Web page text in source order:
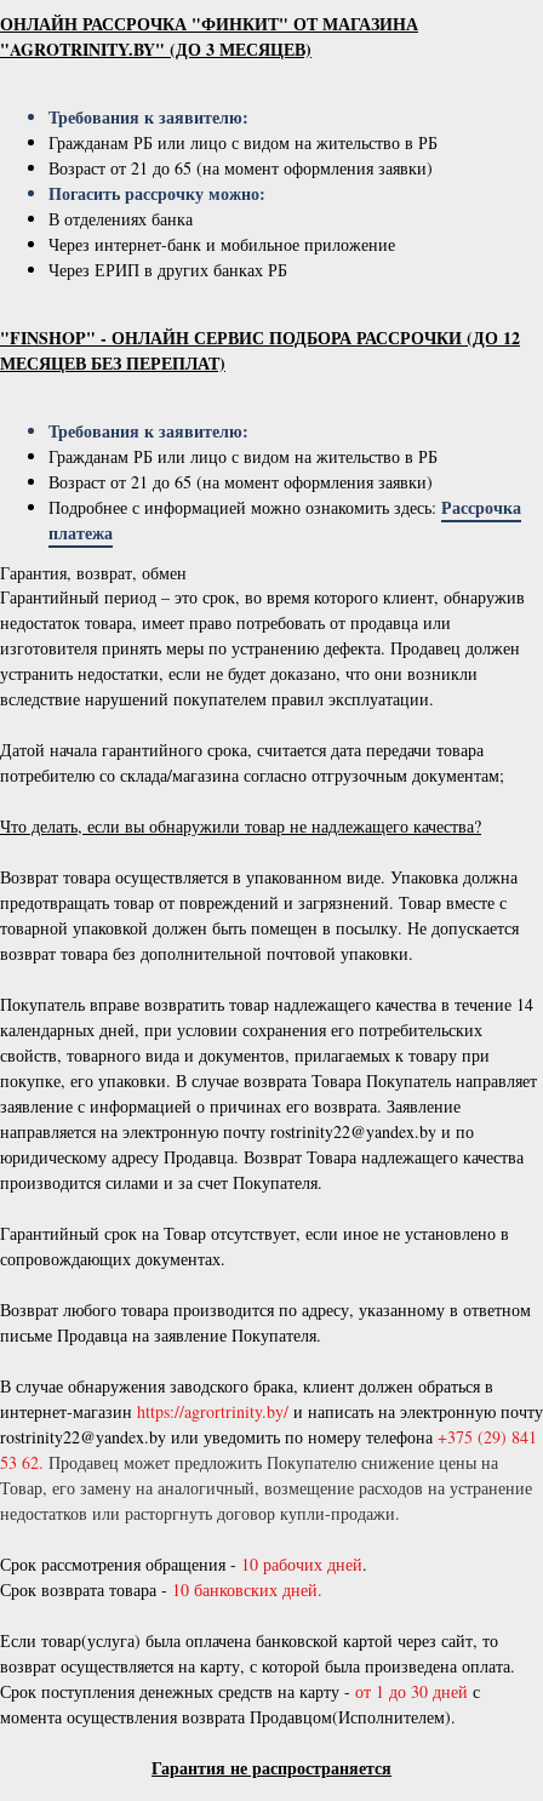
ОНЛАЙН РАССРОЧКА "ФИНКИТ" ОТ МАГАЗИНА
"AGROTRINITY.BY" (ДО 3 МЕСЯЦЕВ)
Требования к заявителю:
Гражданам РБ или лицо с видом на жительство в РБ
Возраст от 21 до 65 (на момент оформления заявки)
Погасить рассрочку можно:
В отделениях банка
Через интернет-банк и мобильное приложение
Через ЕРИП в других банках РБ
"FINSHOP" - ОНЛАЙН СЕРВИС ПОДБОРА РАССРОЧКИ (ДО 12
МЕСЯЦЕВ БЕЗ ПЕРЕПЛАТ)
Требования к заявителю:
Гражданам РБ или лицо с видом на жительство в РБ
Возраст от 21 до 65 (на момент оформления заявки)
Подробнее с информацией можно ознакомить здесь: Рассрочка
платежа
Гарантия, возврат, обмен
Гарантийный период – это срок, во время которого клиент, обнаружив
недостаток товара, имеет право потребовать от продавца или
изготовителя принять меры по устранению дефекта. Продавец должен
устранить недостатки, если не будет доказано, что они возникли
вследствие нарушений покупателем правил эксплуатации.
Датой начала гарантийного срока, считается дата передачи товара
потребителю со склада/магазина согласно отгрузочным документам;
Что делать, если вы обнаружили товар не надлежащего качества?
Возврат товара осуществляется в упакованном виде. Упаковка должна
предотвращать товар от повреждений и загрязнений. Товар вместе с
товарной упаковкой должен быть помещен в посылку. Не допускается
возврат товара без дополнительной почтовой упаковки.
Покупатель вправе возвратить товар надлежащего качества в течение 14
календарных дней, при условии сохранения его потребительских
свойств, товарного вида и документов, прилагаемых к товару при
покупке, его упаковки. В случае возврата Товара Покупатель направляет
заявление с информацией о причинах его возврата. Заявление
направляется на электронную почту rostrinity22@yandex.by и по
юридическому адресу Продавца. Возврат Товара надлежащего качества
производится силами и за счет Покупателя.
Гарантийный срок на Товар отсутствует, если иное не установлено в
сопровождающих документах.
Возврат любого товара производится по адресу, указанному в ответном
письме Продавца на заявление Покупателя.
В случае обнаружения заводского брака, клиент должен обраться в
интернет-магазин https://agrortrinity.by/ и написать на электронную почту
rostrinity22@yandex.by или уведомить по номеру телефона +375 (29) 841
53 62. Продавец может предложить Покупателю снижение цены на
Товар, его замену на аналогичный, возмещение расходов на устранение
недостатков или расторгнуть договор купли-продажи.
Срок рассмотрения обращения - 10 рабочих дней.
Срок возврата товара - 10 банковских дней.
Если товар(услуга) была оплачена банковской картой через сайт, то
возврат осуществляется на карту, с которой была произведена оплата.
Срок поступления денежных средств на карту - от 1 до 30 дней с
момента осуществления возврата Продавцом(Исполнителем).
Гарантия не распространяется